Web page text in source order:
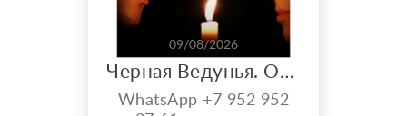
09/08/2026
Черная Ведунья. Опыт 35 лет. Сильнейшие обряды
WhatsApp +7 952 952